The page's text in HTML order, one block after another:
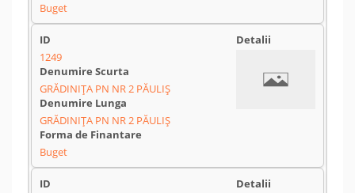
Buget
1249
GRĂDINIŢA PN NR 2 PĂULIŞ
GRĂDINIŢA PN NR 2 PĂULIŞ
Buget